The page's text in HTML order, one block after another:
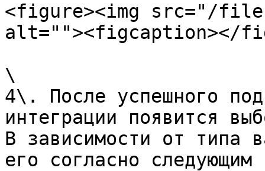
<figure><img src="/
alt=""><figcaption></
\
4\. После успешного
интеграции появится
В зависимости от типа
его согласно следующим